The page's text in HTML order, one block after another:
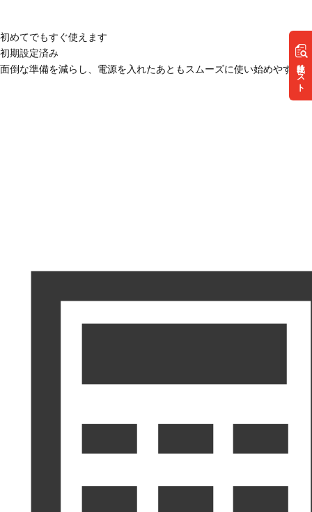
リスト
初めてでもすぐ使えます
初期設定済み
面倒な準備を減らし、電源を入れたあともスムーズに使い始めやすい